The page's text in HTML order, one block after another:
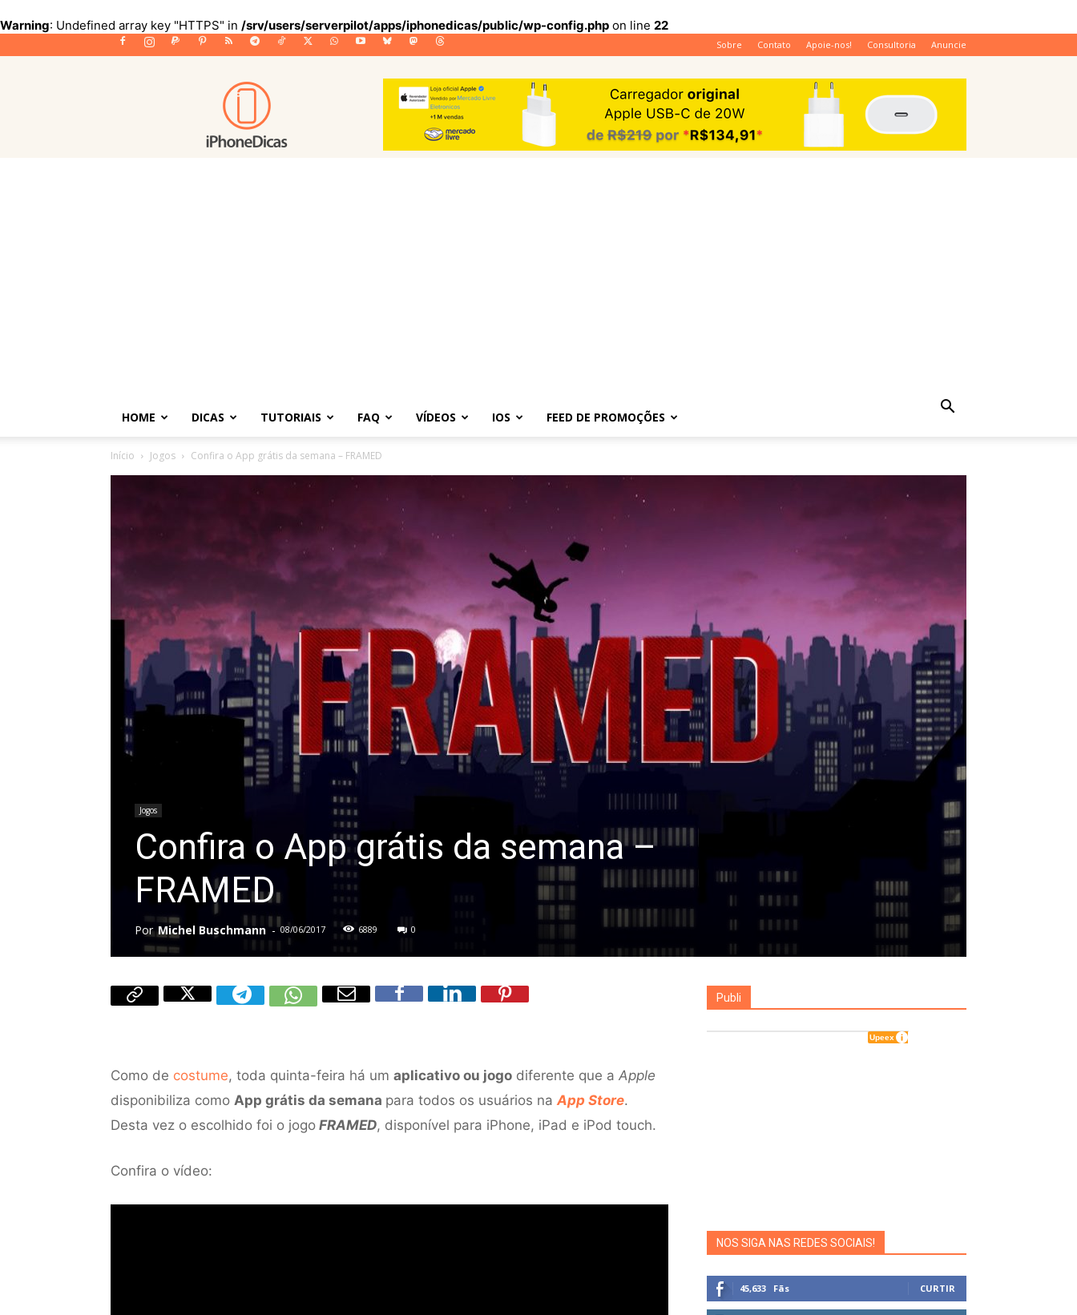
Warning: Undefined array key "HTTPS" in /srv/users/serverpilot/apps/iphonedicas/public/wp-config.php on line 22
Sobre Contato Apoie-nos! Consultoria Anuncie
iPhoneDicas
HOME DICAS TUTORIAIS FAQ VÍDEOS IOS FEED DE PROMOÇÕES
Início Jogos Confira o App grátis da semana – FRAMED
Jogos
Confira o App grátis da semana –
FRAMED
Por Michel Buschmann- 08/06/2017 6889 0
Como de costume, toda quinta-feira há um aplicativo ou jogo diferente que a Apple
disponibiliza como App grátis da semana para todos os usuários naApp Store.
Desta vez o escolhido foi o jogo FRAMED, disponível para iPhone, iPad e iPod touch.
Confira o vídeo:
Publi
NOS SIGA NAS REDES SOCIAIS!
45,633 Fãs CURTIR